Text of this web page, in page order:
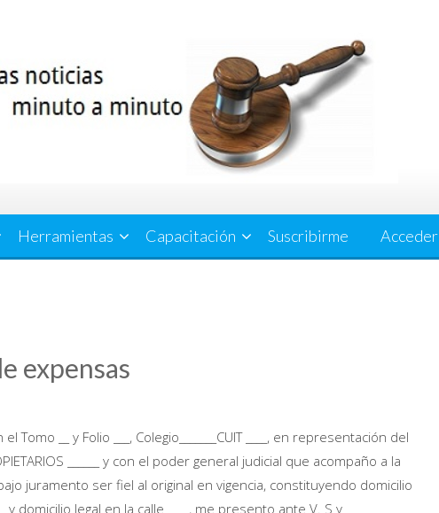
Herramientas Capacitación Suscribirme Acceder
expensas
el Tomo __ y Folio ___, Colegio_______CUIT ____, en representación del
______ y con el poder general judicial que acompaño a la
juramento ser fiel al original en vigencia, constituyendo domicilio
y domicilio legal en la calle ____, me presento ante V. S y